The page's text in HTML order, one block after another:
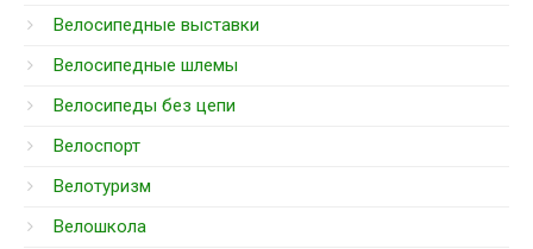
Велосипедные выставки
Велосипедные шлемы
Велосипеды без цепи
Велоспорт
Велотуризм
Велошкола